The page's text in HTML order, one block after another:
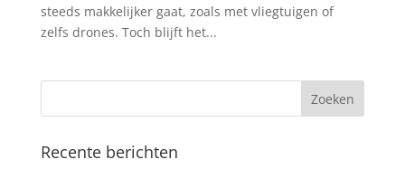
steeds makkelijker gaat, zoals met vliegtuigen of
zelfs drones. Toch blijft het...
Recente berichten